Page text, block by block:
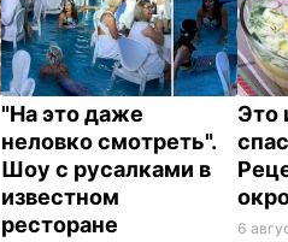
"На это даже
неловко смотреть".
Шоу с русалками в
известном
ресторане
Это
6